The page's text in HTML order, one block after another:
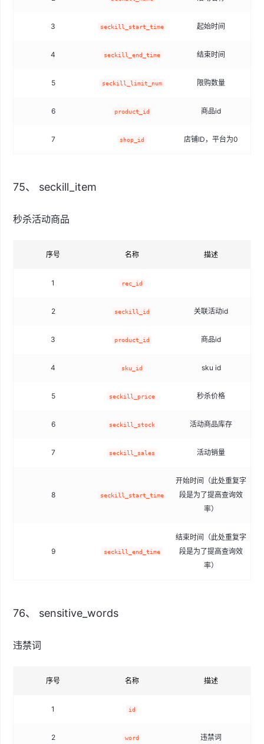
3 seckill_start_time 起始时间
4 seckill_end_time 结束时间
5 seckill_limit_num 限购数量
6 product_id 商品id
7 shop_id 店铺ID，平台为0
75、 seckill_item
秒杀活动商品
序号 名称 描述
1 rec_id
2 seckill_id 关联活动id
3 product_id 商品id
4 sku_id sku id
5 seckill_price 秒杀价格
6 seckill_stock 活动商品库存
7 seckill_sales 活动销量
8 seckill_start_time
开始时间（此处重复字
段是为了提高查询效
率）
9 seckill_end_time
结束时间（此处重复字
段是为了提高查询效
率）
76、 sensitive_words
违禁词
序号 名称 描述
1 id
2 word 违禁词